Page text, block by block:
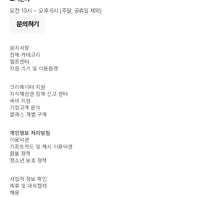
오전 10시 ~ 오후 6시 (주말, 공휴일 제외)
문의하기
공지사항
전체 카테고리
헬프센터
지원 기기 및 이용환경
크리에이터 지원
지식재산권 침해 신고 센터
국비 지원
기업고객 문의
클래스 개별 구매
개인정보 처리방침
이용약관
기프트카드 및 캐시 이용약관
환불 정책
청소년 보호 정책
사업자 정보 확인
제휴 및 대외협력
채용